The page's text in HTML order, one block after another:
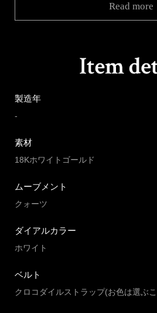
Read more
製造年
-
素材
18Kホワイトゴールド
ムーブメント
クォーツ
ダイアルカラー
ホワイト
ベルト
クロコダイルストラップ(お色は選ぶ